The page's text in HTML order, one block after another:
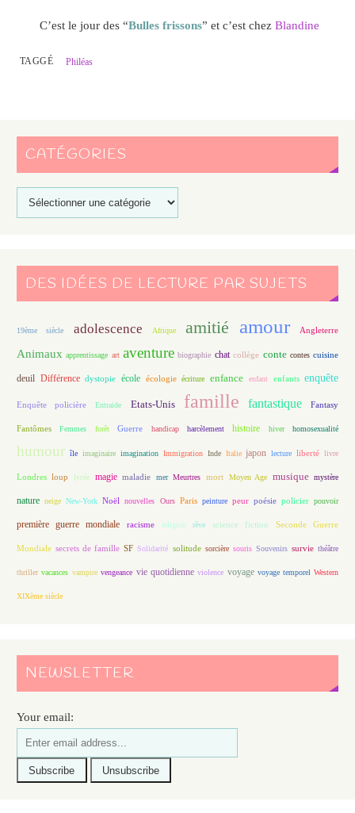
C’est le jour des “Bulles frissons” et c’est chez Blandine
TAGGÉ Philéas
CATÉGORIES
DES IDÉES DE LECTURE PAR SUJETS
19ème siècle adolescence Afrique amitié amour Angleterre
Animaux apprentissage art aventure biographie chat collège conte contes cuisine
deuil Différence dystopie école écologie écriture enfance enfant enfants enquête
Enquête policière Entraide Etats-Unis famille fantastique Fantasy
Fantômes Femmes forêt Guerre handicap harcèlement histoire hiver homosexualité
humour île imaginaire imagination Immigration Inde Italie japon lecture liberté livre
Londres loup lycée magie maladie mer Meurtres mort Moyen Age musique mystère
nature neige New-York Noël nouvelles Ours Paris peinture peur poésie policier pouvoir
première guerre mondiale racisme religion rêve science fiction Seconde Guerre
Mondiale secrets de famille SF Solidarité solitude sorcière souris Souvenirs survie théâtre
thriller vacances vampire vengeance vie quotidienne violence voyage voyage temporel Western
XIXème siècle
NEWSLETTER
Your email: